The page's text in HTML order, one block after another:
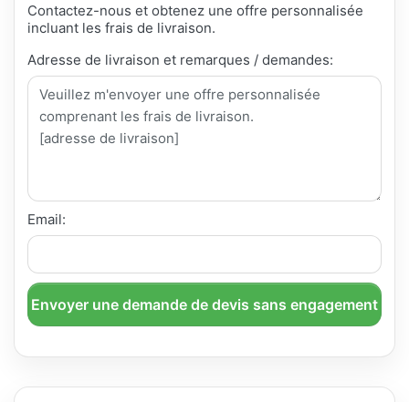
Contactez-nous et obtenez une offre personnalisée
incluant les frais de livraison.
Adresse de livraison et remarques / demandes:
Email:
Envoyer une demande de devis sans engagement